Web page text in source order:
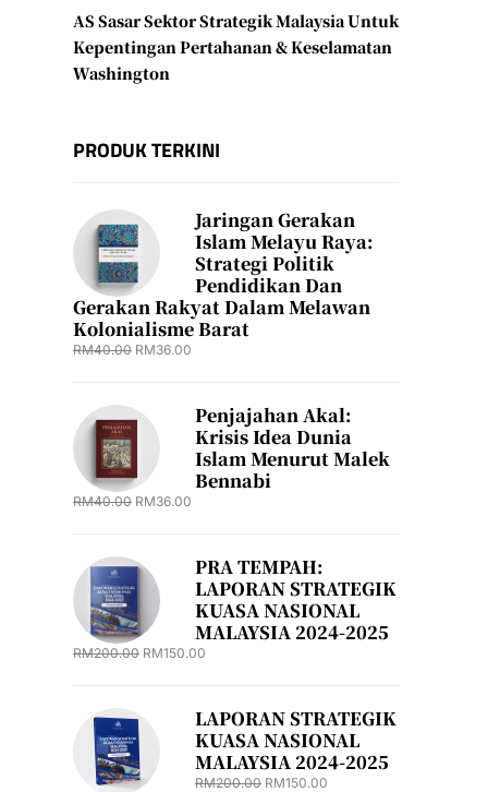
AS Sasar Sektor Strategik Malaysia Untuk
Kepentingan Pertahanan & Keselamatan
Washington
PRODUK TERKINI
Jaringan Gerakan
Islam Melayu Raya:
Strategi Politik
Pendidikan Dan
Gerakan Rakyat Dalam Melawan
Kolonialisme Barat
RM40.00 RM36.00
Penjajahan Akal:
Krisis Idea Dunia
Islam Menurut Malek
Bennabi
RM40.00 RM36.00
PRA TEMPAH:
LAPORAN STRATEGIK
KUASA NASIONAL
MALAYSIA 2024-2025
RM200.00 RM150.00
LAPORAN STRATEGIK
KUASA NASIONAL
MALAYSIA 2024-2025
RM200.00 RM150.00